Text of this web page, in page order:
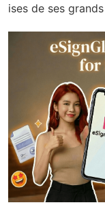
ises de ses